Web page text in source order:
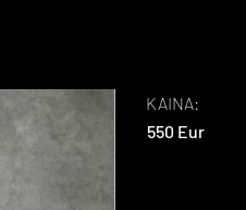
KAINA:
550 Eur